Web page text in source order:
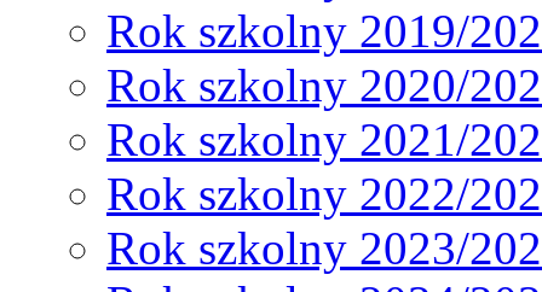
Rok szkolny 2019/
Rok szkolny 2020/
Rok szkolny 2021/
Rok szkolny 2022/
Rok szkolny 2023/